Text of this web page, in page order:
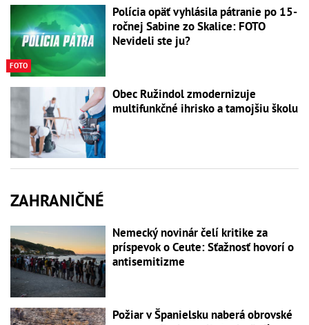
FOTO
Polícia opäť vyhlásila pátranie po 15-
ročnej Sabine zo Skalice: FOTO
Nevideli ste ju?
Obec Ružindol zmodernizuje
multifunkčné ihrisko a tamojšiu školu
ZAHRANIČNÉ
Nemecký novinár čelí kritike za
príspevok o Ceute: Sťažnosť hovorí o
antisemitizme
Požiar v Španielsku naberá obrovské